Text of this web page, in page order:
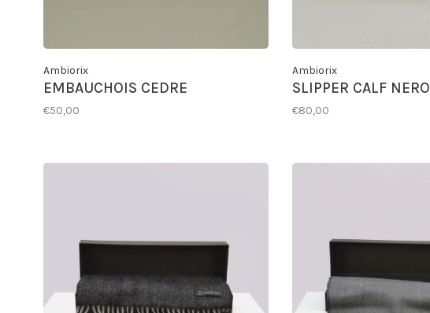
Ambiorix
EMBAUCHOIS CEDRE
€50,00
Ambiorix
SLIPPER CALF NERO
€80,00